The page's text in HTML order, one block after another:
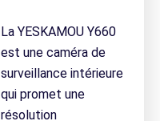
La YESKAMOU Y660
est une caméra de
surveillance intérieure
qui promet une
résolution